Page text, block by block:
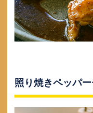
照り焼きペッパ